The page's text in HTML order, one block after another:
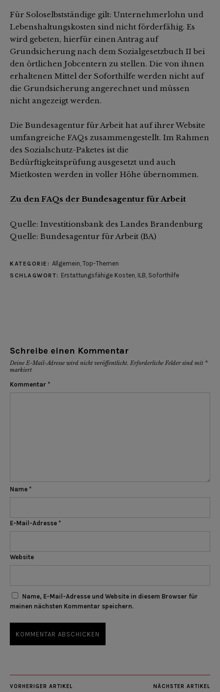
Für Soloselbstständige gilt: Unternehmerlohn und
Lebenshaltungskosten sind nicht förderfähig. Es
wird gebeten, hierfür einen Antrag auf
Grundsicherung nach dem Sozialgesetzbuch II bei
den örtlichen Jobcentern zu stellen. Die von ihnen
erhaltenen Mittel der Soforthilfe werden nicht auf
die Grundsicherung angerechnet und müssen
nicht angezeigt werden.
Die Bundesagentur für Arbeit hat auf ihrer Website
umfangreiche FAQs zusammengestellt. Im Rahmen
des Sozialschutz-Paketes ist die
Bedürftigkeitsprüfung ausgesetzt und auch
Mietkosten werden in voller Höhe übernommen.
Zu den FAQs der Bundesagentur für Arbeit
Quelle: Investitionsbank des Landes Brandenburg
Quelle: Bundesagentur für Arbeit (BA)
KATEGORIE: Allgemein Top-Themen
SCHLAGWORT: Erstattungsfähige Kosten ILB Soforthilfe
Schreibe einen Kommentar
Deine E-Mail-Adresse wird nicht veröffentlicht. Erforderliche Felder sind mit *
markiert
Kommentar *
Name *
E-Mail-Adresse *
Website
Name, E-Mail-Adresse und Website in diesem Browser für
meinen nächsten Kommentar speichern.
VORHERIGER ARTIKEL NÄCHSTER ARTIKEL